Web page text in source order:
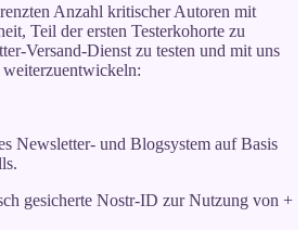
Anzahl kritischer Autoren mit
Teil der ersten Testerkohorte zu
Versand-Dienst zu testen und mit uns
Newsletter- und Blogsystem auf Basis
gesicherte Nostr-ID zur Nutzung von +